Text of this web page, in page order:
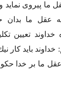
ما پیروى
عقل ما بدان
خداوند تعیین
باید كار
ما بر خدا